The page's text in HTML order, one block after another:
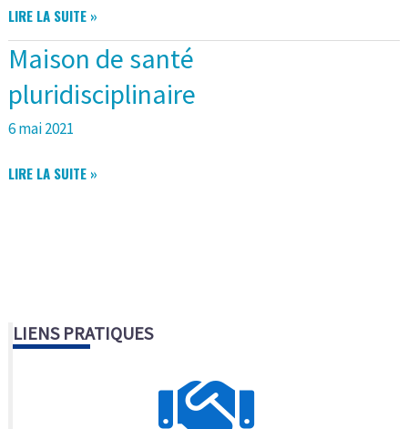
MAISON
RETRAITE
« LE
JARDIN
DES
LOGES »
LIRE LA SUITE »
Maison de santé
pluridisciplinaire
6 mai 2021
MAISON
LIRE LA SUITE »
LIENS PRATIQUES